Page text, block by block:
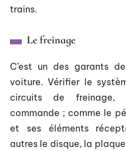
trains.
Le freinage
C’est un des garants
voiture. Vérifier le
circuits de freinage,
commande ; comme le
et ses éléments
autres le disque, la